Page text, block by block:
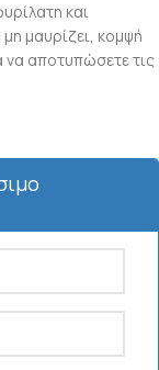
και
μαυρίζει, κομψή
να αποτυπώσετε τις